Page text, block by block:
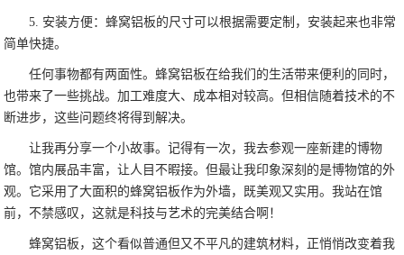
5. 安装方便：蜂窝铝板的尺寸可以根据需要定制，安装起来也非常
简单快捷。
任何事物都有两面性。蜂窝铝板在给我们的生活带来便利的同时，
也带来了一些挑战。加工难度大、成本相对较高。但相信随着技术的不
断进步，这些问题终将得到解决。
让我再分享一个小故事。记得有一次，我去参观一座新建的博物
馆。馆内展品丰富，让人目不暇接。但最让我印象深刻的是博物馆的外
观。它采用了大面积的蜂窝铝板作为外墙，既美观又实用。我站在馆
前，不禁感叹，这就是科技与艺术的完美结合啊！
蜂窝铝板，这个看似普通但又不平凡的建筑材料，正悄悄改变着我